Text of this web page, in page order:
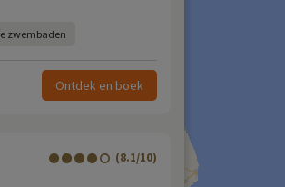
zwembaden
Ontdek en boek
(8.1/10)